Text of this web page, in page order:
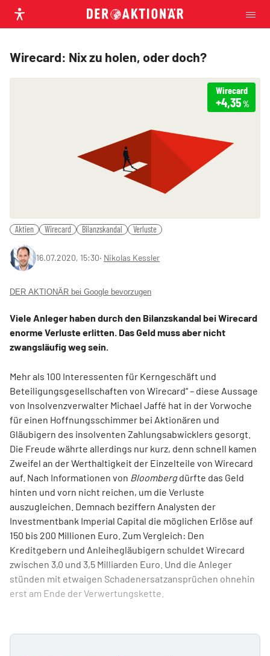
Wirecard: Nix zu holen, oder doch?
Wirecard
+4,35%
Aktien Wirecard Bilanzskandal Verluste
16.07.2020, 15:30‧ Nikolas Kessler
DER AKTIONÄR bei Google bevorzugen
Viele Anleger haben durch den Bilanzskandal bei Wirecard
enorme Verluste erlitten. Das Geld muss aber nicht
zwangsläufig weg sein.
Mehr als 100 Interessenten für Kerngeschäft und
Beteiligungsgesellschaften von Wirecard“ – diese Aussage
von Insolvenzverwalter Michael Jaffé hat in der Vorwoche
für einen Hoffnungsschimmer bei Aktionären und
Gläubigern des insolventen Zahlungsabwicklers gesorgt.
Die Freude währte allerdings nur kurz, denn schnell kamen
Zweifel an der Werthaltigkeit der Einzelteile von Wirecard
auf. Nach Informationen von Bloombergdürfte das Geld
hinten und vorn nicht reichen, um die Verluste
auszugleichen. Demnach beziffern Analysten der
Investmentbank Imperial Capital die möglichen Erlöse auf
150 bis 200 Millionen Euro. Zum Vergleich: Den
Kreditgebern und Anleihegläubigern schuldet Wirecard
zwischen 3,0 und 3,5 Milliarden Euro. Und die Anleger
stünden mit etwaigen Schadenersatzansprüchen ohnehin
erst am Ende der Verwertungskette.